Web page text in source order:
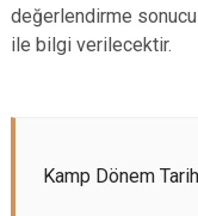
değerlendirme
ile bilgi verilecektir.​
Kamp Dönem